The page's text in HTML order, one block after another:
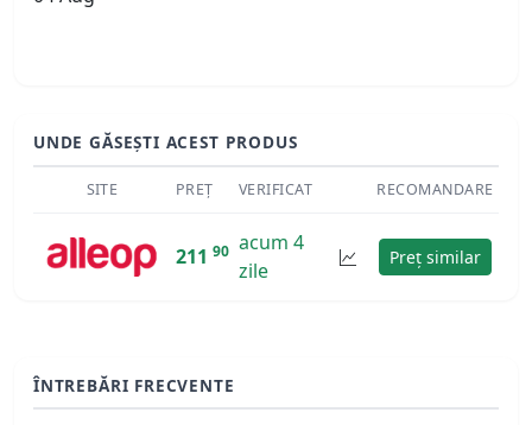
UNDE GĂSEȘTI ACEST PRODUS
SITE PREȚ VERIFICAT RECOMANDARE
211 90 acum 4
zile
Preț similar
ÎNTREBĂRI FRECVENTE